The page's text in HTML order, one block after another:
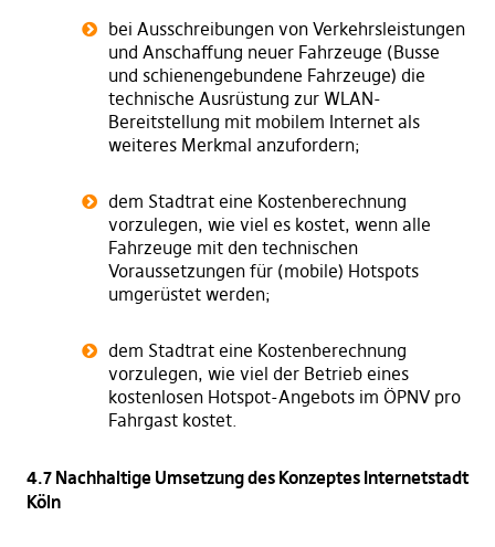
bei Ausschreibungen von Verkehrsleistungen
und Anschaffung neuer Fahrzeuge (Busse
und schienengebundene Fahrzeuge) die
technische Ausrüstung zur WLAN-
Bereitstellung mit mobilem Internet als
weiteres Merkmal anzufordern;
dem Stadtrat eine Kostenberechnung
vorzulegen, wie viel es kostet, wenn alle
Fahrzeuge mit den technischen
Voraussetzungen für (mobile) Hotspots
umgerüstet werden;
dem Stadtrat eine Kostenberechnung
vorzulegen, wie viel der Betrieb eines
kostenlosen Hotspot-Angebots im ÖPNV pro
Fahrgast kostet.
4.7 Nachhaltige Umsetzung des Konzeptes Internetstadt
Köln